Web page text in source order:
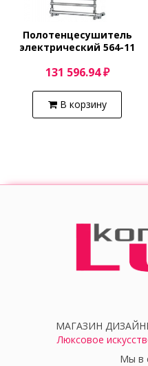
Полотенцесушитель
электрический 564-11
5644711CRN
131 596.94 ₽
В корзину
МАГАЗИН
Люксовое
Мы в